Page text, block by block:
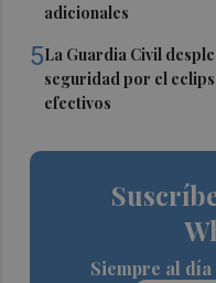
adicionales
5La Guardia Civil
seguridad por el
efectivos
Siempre al